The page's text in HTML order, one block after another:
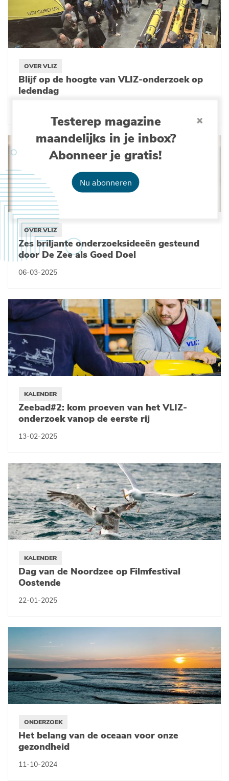
Testerep magazine
maandelijks in je inbox?
Abonneer je gratis!
Nu abonneren
OVER VLIZ
Blijf op de hoogte van VLIZ-onderzoek op
ledendag
OVER VLIZ
Zes briljante onderzoeksideeën gesteund
door De Zee als Goed Doel
06-03-2025
KALENDER
Zeebad#2: kom proeven van het VLIZ-
onderzoek vanop de eerste rij
13-02-2025
KALENDER
Dag van de Noordzee op Filmfestival
Oostende
22-01-2025
ONDERZOEK
Het belang van de oceaan voor onze
gezondheid
11-10-2024